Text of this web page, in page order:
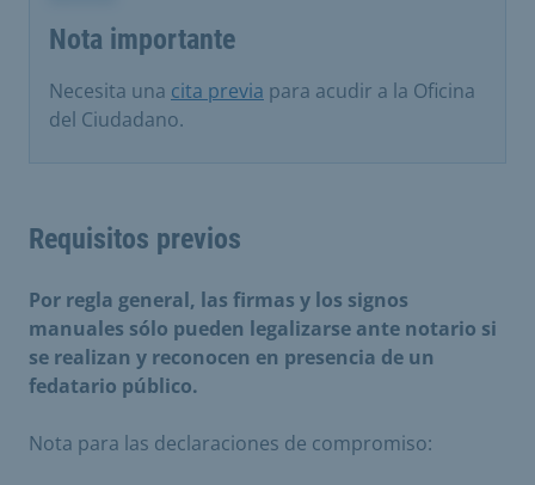
Nota importante
Necesita una cita previa para acudir a la Oficina
del Ciudadano.
Requisitos previos
Por regla general, las firmas y los signos
manuales sólo pueden legalizarse ante notario si
se realizan y reconocen en presencia de un
fedatario público.
Nota para las declaraciones de compromiso: